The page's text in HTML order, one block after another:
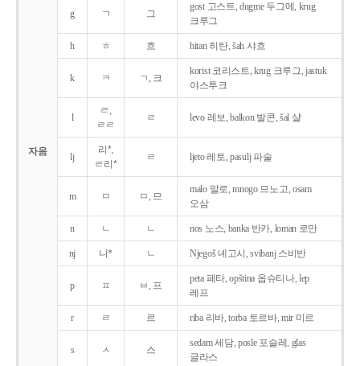
자음
g ㄱ 그
gost 고스트, dugme 두그메, krug
크루그
h ㅎ 흐 hitan 히탄, šah 샤흐
k ㅋ ㄱ, 크
korist 코리스트, krug 크루그, jastuk
야스투크
l
ㄹ,
ㄹㄹ
ㄹ levo 레보, balkon 발콘, šal 샬
lj
리*,
ㄹ리*
ㄹ ljeto 레토, pasulj 파술
m ㅁ ㅁ, 므
malo 말로, mnogo 므노고, osam
오삼
n ㄴ ㄴ nos 노스, banka 반카, loman 로만
nj 니* ㄴ Njegoš 녜고시, svibanj 스비반
p ㅍ ㅂ, 프
peta 페타, opština 옵슈티나, lep
레프
r ㄹ 르 riba 리바, torba 토르바, mir 미르
s ㅅ 스
sedam 세담, posle 포슬레, glas
글라스